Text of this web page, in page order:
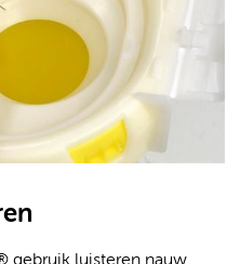
gebruik luisteren nauw.